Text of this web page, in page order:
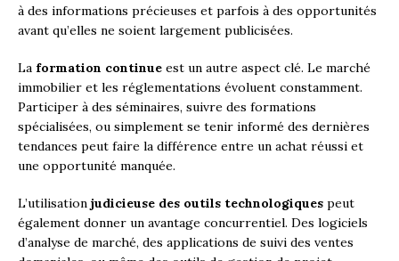
à des informations précieuses et parfois à des opportunités
avant qu’elles ne soient largement publicisées.
La formation continue est un autre aspect clé. Le marché
immobilier et les réglementations évoluent constamment.
Participer à des séminaires, suivre des formations
spécialisées, ou simplement se tenir informé des dernières
tendances peut faire la différence entre un achat réussi et
une opportunité manquée.
L’utilisation judicieuse des outils technologiques peut
également donner un avantage concurrentiel. Des logiciels
d’analyse de marché, des applications de suivi des ventes